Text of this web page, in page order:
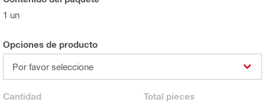
1 un
Opciones de producto
Por favor seleccione
Cantidad Total pieces